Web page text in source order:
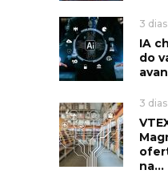
3
IA
do
3
na...